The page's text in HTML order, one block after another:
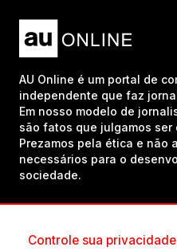
AU Online é um portal de
independente que faz
Em nosso modelo de
são fatos que julgamos
Prezamos pela ética e não
necessários para o
sociedade.
Controle sua privacidade